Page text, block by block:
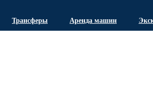
Трансферы Аренда машин